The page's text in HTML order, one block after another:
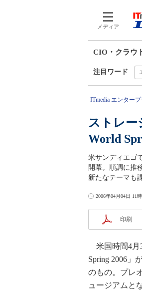
メディア
CIO・クラウ
注目ワード
ITmedia エンター
ストレー
World
米サンディエゴ
開幕。順調に推
新たなテーマも
2006年04月04日 11
印刷
米国時間4月
Spring 2006」
のもの。プレ
ュージアムと